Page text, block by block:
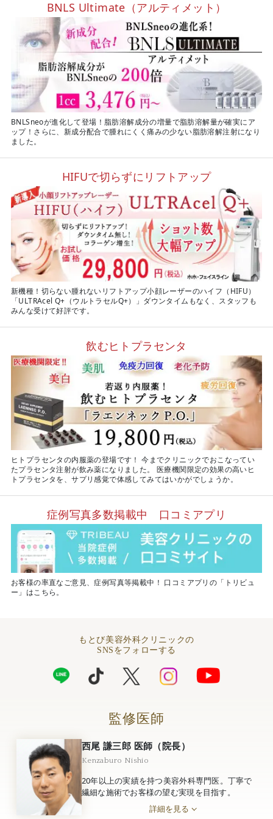
BNLS Ultimate（アルティメット）
BNLSneoが進化して登場！脂肪溶解成分の増量で脂肪溶解量が確実にア
ップ！さらに、新成分配合で腫れにくく痛みの少ない脂肪溶解注射になり
ました。
HIFUで切らずにリフトアップ
新機種！切らない腫れないリフトアップ小顔レーザーのハイフ（HIFU）
「ULTRAcel Q+（ウルトラセルQ+）」ダウンタイムもなく、スタッフも
みんな受けて好評です。
飲むヒトプラセンタ
ヒトプラセンタの内服薬の登場です！ 今までクリニックでおこなってい
たプラセンタ注射が飲み薬になりました。 医療機関限定の効果の高いヒ
トプラセンタを、サプリ感覚で体感してみてはいかがでしょうか。
症例写真多数掲載中 口コミアプリ
お客様の率直なご意見、症例写真等掲載中！ 口コミアプリの「トリビュ
ー」はこちら。
もとび美容外科クリニックの
SNSをフォローする
監修医師
西尾 謙三郎 医師（院長）
Kenzaburo Nishio
20年以上の実績を持つ美容外科専門医。丁寧で
繊細な施術でお客様の望む実現を目指す。
詳細を見る